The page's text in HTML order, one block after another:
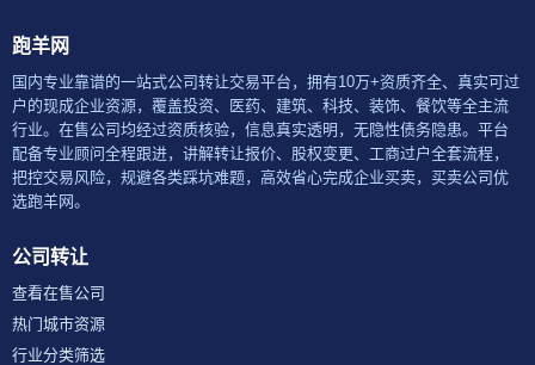
跑羊网
国内专业靠谱的一站式公司转让交易平台，拥有10万+资质齐全、真实可过
户的现成企业资源，覆盖投资、医药、建筑、科技、装饰、餐饮等全主流
行业。在售公司均经过资质核验，信息真实透明，无隐性债务隐患。平台
配备专业顾问全程跟进，讲解转让报价、股权变更、工商过户全套流程，
把控交易风险，规避各类踩坑难题，高效省心完成企业买卖，买卖公司优
选跑羊网。
公司转让
查看在售公司
热门城市资源
行业分类筛选